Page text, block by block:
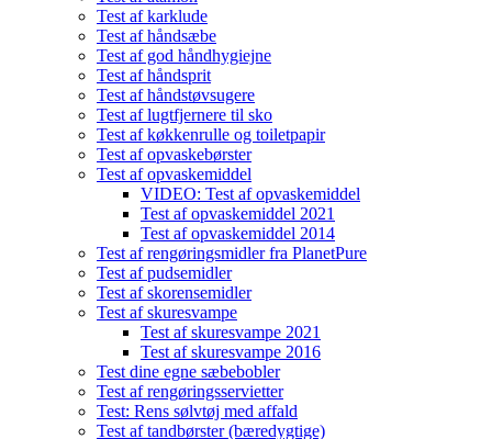
Test af karklude
Test af håndsæbe
Test af god håndhygiejne
Test af håndsprit
Test af håndstøvsugere
Test af lugtfjernere til sko
Test af køkkenrulle og toiletpapir
Test af opvaskebørster
Test af opvaskemiddel
VIDEO: Test af opvaskemiddel
Test af opvaskemiddel 2021
Test af opvaskemiddel 2014
Test af rengøringsmidler fra PlanetPure
Test af pudsemidler
Test af skorensemidler
Test af skuresvampe
Test af skuresvampe 2021
Test af skuresvampe 2016
Test dine egne sæbebobler
Test af rengøringsservietter
Test: Rens sølvtøj med affald
Test af tandbørster (bæredygtige)